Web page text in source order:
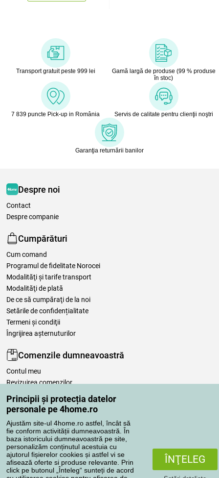
Principii și protecția datelor
personale pe 4home.ro
Ajustăm site-ul 4home.ro astfel, încât să
fie conform activității dumneavoastră. În
baza istoricului dumneavoastră pe site,
personalizăm conținutul acestuia cu
ajutorul fișierelor cookies și astfel vi se
afisează oferte si produse relevante. Prin
click pe butonul „Înteleg“ sunteți de acord
ÎNŢELEG
Transport gratuit peste 999 lei
Gamă largă de produse (99 % produse
în stoc)
7 839 puncte Pick-up in România Servis de calitate pentru clienţii noştri
Garanţia returnării banilor
Despre noi
Contact
Despre companie
Cumpărături
Cum comand
Programul de fidelitate Norocei
Modalităţi şi tarife transport
Modalităţi de plată
De ce să cumpăraţi de la noi
Setările de confidențialitate
Termeni şi condiţii
Îngrijirea așternuturilor
Comenzile dumneavoastră
Contul meu
Revizuirea comenzilor
Reclamaţii
Retragere de la contract
Regulile de procesare a recenziilor
Metode de transport